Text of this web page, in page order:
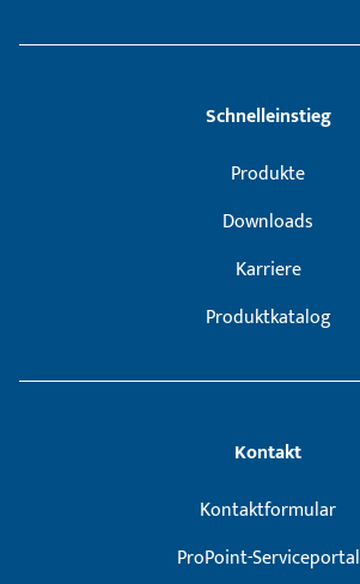
Schnelleinstieg
Produkte
Downloads
Karriere
Produktkatalog
Kontakt
Kontaktformular
ProPoint-Serviceportal